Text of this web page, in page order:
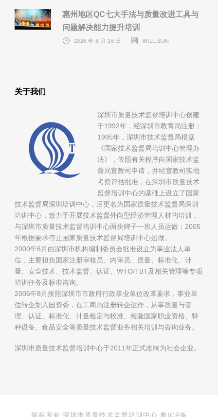
惠州地区QC七大手法与质量改进工具与
问题解决能力提升培训
2026 年 6 月 16 日 WILL.SUN
关于我们
深圳市质量技术监督培训中心创建
于1992年，经深圳市教育局注册；
1995年，深圳市技术监督局根据
《国家技术监督局培训中心管理办
法》，依照有关程序向国家技术监
督局宣教司申请，并经宣教司实地
考察评估批准，在深圳市质量技术
监督培训中心的基础上设立了国家
技术监督局深圳培训中心，后更名为国家质量技术监督局深圳
培训中心，致力于开展技术监督外向型经济管理人材的培训，
与深圳市质量技术监督培训中心两块牌子一班人员运做；2005
年根据要求停止国家质量技术监督局培训中心运做。
2000年6月由深圳市机构编制委员会批准设立为事业法人单
位，主要担负国家注册审核员、内审员、质量、标准化、计
量、安全技术、技术监督、认证、WTO/TBT及相关管理等专项
培训任务及标准咨询。
2006年8月按照深圳市市政府行政事业单位改革要求，事业单
位转企划入国资委，在工商局注册转企运作，从事质量与管
理、认证、标准化、计量检定与校准、检验国家职业资格、特
种设备、食品安全等质量技术监督业务相关培训与咨询业务。
深圳市质量技术监督培训中心于2011年正式改制为社会企业。
版权所有:深圳市质量技术监督培训中心 粤ICP备